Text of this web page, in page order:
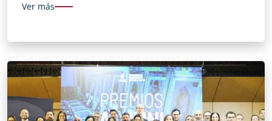
Ver más